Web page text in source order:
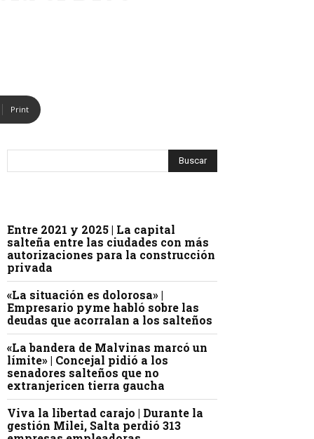
Print
Entre 2021 y 2025 | La capital
salteña entre las ciudades con más
autorizaciones para la construcción
privada
«La situación es dolorosa» |
Empresario pyme habló sobre las
deudas que acorralan a los salteños
«La bandera de Malvinas marcó un
límite» | Concejal pidió a los
senadores salteños que no
extranjericen tierra gaucha
Viva la libertad carajo | Durante la
gestión Milei, Salta perdió 313